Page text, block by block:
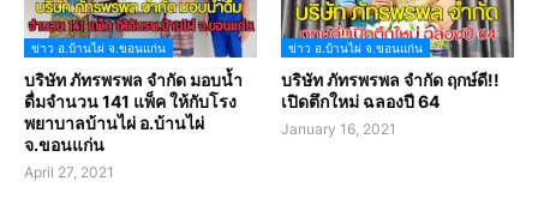
ข่าว อ.บ้านไผ่ จ.ขอนแก่น
บริษัท ภัทรพรพล จำกัด มอบน้ำ
ดื่มจำนวน 141 แพ็ค ให้กับโรง
พยาบาลบ้านไผ่ อ.บ้านไผ่
จ.ขอนแก่น
April 27, 2021
ข่าว อ.บ้านไผ่ จ.ขอนแก่น
บริษัท ภัทรพรพล จำกัด ฤกษ์ดี!!
เปิดตึกใหม่ ฉลองปี 64
January 16, 2021